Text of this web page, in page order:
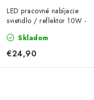
LED pracovné nabíjacie
svietidlo / reflektor 10W -
Skladom
€24,90